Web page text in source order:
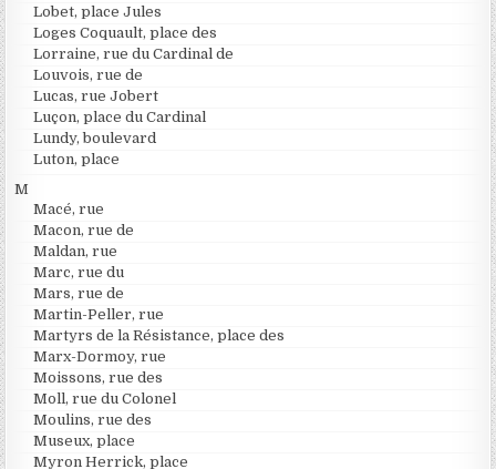
Lobet, place Jules
Loges Coquault, place des
Lorraine, rue du Cardinal de
Louvois, rue de
Lucas, rue Jobert
Luçon, place du Cardinal
Lundy, boulevard
Luton, place
M
Macé, rue
Macon, rue de
Maldan, rue
Marc, rue du
Mars, rue de
Martin-Peller, rue
Martyrs de la Résistance, place des
Marx-Dormoy, rue
Moissons, rue des
Moll, rue du Colonel
Moulins, rue des
Museux, place
Myron Herrick, place